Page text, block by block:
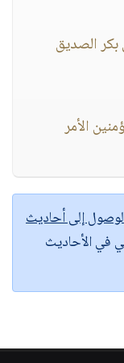
الصديق
الأمر
إلى أحاديث
في الأحاديث